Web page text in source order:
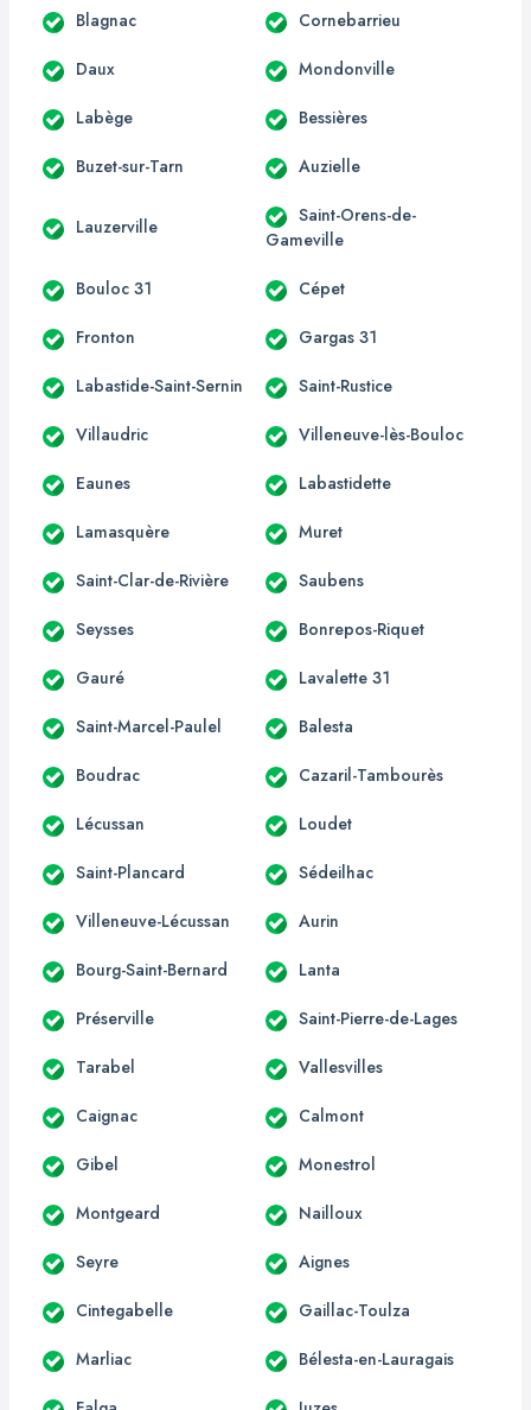
Blagnac Cornebarrieu
Daux Mondonville
Labège Bessières
Buzet-sur-Tarn Auzielle
Lauzerville
Saint-Orens-de-
Gameville
Bouloc 31 Cépet
Fronton Gargas 31
Labastide-Saint-Sernin Saint-Rustice
Villaudric Villeneuve-lès-Bouloc
Eaunes Labastidette
Lamasquère Muret
Saint-Clar-de-Rivière Saubens
Seysses Bonrepos-Riquet
Gauré Lavalette 31
Saint-Marcel-Paulel Balesta
Boudrac Cazaril-Tambourès
Lécussan Loudet
Saint-Plancard Sédeilhac
Villeneuve-Lécussan Aurin
Bourg-Saint-Bernard Lanta
Préserville Saint-Pierre-de-Lages
Tarabel Vallesvilles
Caignac Calmont
Gibel Monestrol
Montgeard Nailloux
Seyre Aignes
Cintegabelle Gaillac-Toulza
Marliac Bélesta-en-Lauragais